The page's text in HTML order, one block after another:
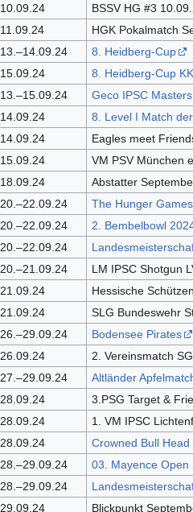
10.09.24
BSSV HG #3
11.09.24
HGK Pokalmatch
13.–14.09.24
8. Heidberg-Cup
15.09.24
8. Heidberg-Cup KK
13.–15.09.24
Geco IPSC
14.09.24
8. Level I Match
14.09.24
Eagles meet
15.09.24
VM PSV München
18.09.24
Abstatter
20.–22.09.24
The Hunger Games
20.–22.09.24
2. Bembelbowl
20.–22.09.24
20.–21.09.24
LM IPSC Shotgun
21.09.24
Hessische
21.09.24
SLG Bundeswehr
26.–29.09.24
Bodensee Pirates
26.09.24
2. Vereinsmatch
27.–29.09.24
Altländer
28.09.24
3.PSG Target &
28.09.24
1. VM IPSC
28.09.24
Crowned Bull
28.–29.09.24
03. Mayence Open
28.–29.09.24
29.09.24
Blickpunkt